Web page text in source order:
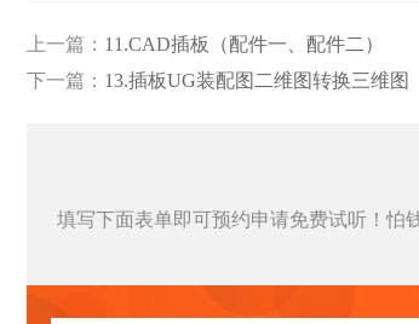
上一篇： 11.CAD插板（配件一、配件二）
下一篇： 13.插板UG装配图二维图转换三维图
填写下面表单即可预约申请免费试听！怕